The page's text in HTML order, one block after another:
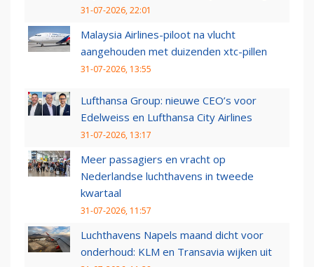
31-07-2026, 22:01
Malaysia Airlines-piloot na vlucht
aangehouden met duizenden xtc-pillen
31-07-2026, 13:55
Lufthansa Group: nieuwe CEO’s voor
Edelweiss en Lufthansa City Airlines
31-07-2026, 13:17
Meer passagiers en vracht op
Nederlandse luchthavens in tweede
kwartaal
31-07-2026, 11:57
Luchthavens Napels maand dicht voor
onderhoud: KLM en Transavia wijken uit